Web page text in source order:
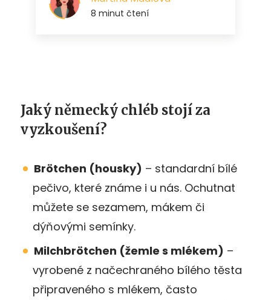
Jaký německý chléb stojí za
vyzkoušení?
Brötchen (housky) – standardní bílé
pečivo, které známe i u nás. Ochutnat
můžete se sezamem, mákem či
dýňovými semínky.
Milchbrötchen (žemle s mlékem) –
vyrobené z načechraného bílého těsta
připraveného s mlékem, často